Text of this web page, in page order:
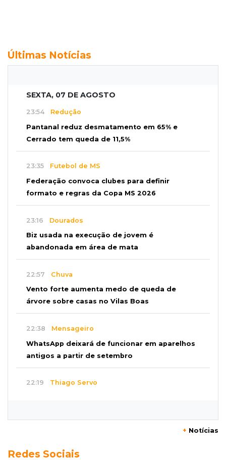
Últimas Notícias
SEXTA, 07 DE AGOSTO
23:54 Redução
Pantanal reduz desmatamento em 65% e
Cerrado tem queda de 11,5%
23:35 Futebol de MS
Federação convoca clubes para definir
formato e regras da Copa MS 2026
23:16 Dourados
Biz usada na execução de jovem é
abandonada em área de mata
22:57 Chuva
Vento forte aumenta medo de queda de
árvore sobre casas no Vilas Boas
22:38 Mensageiro
WhatsApp deixará de funcionar em aparelhos
antigos a partir de setembro
22:19 Thiago Servo
Semana vai começar com 909 novas
+ Notícias
Redes Sociais